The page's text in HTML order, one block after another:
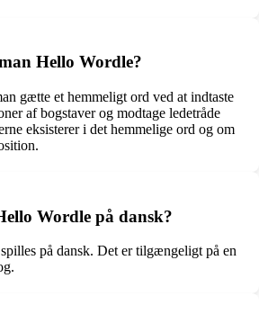
Hello Wordle?
gætte et hemmeligt ord ved at indtaste
af bogstaver og modtage ledetråde
eksisterer i det hemmelige ord og om
Wordle på dansk?
på dansk. Det er tilgængeligt på en